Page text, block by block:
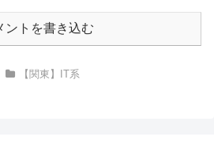
ントを書き込む
【関東】IT系